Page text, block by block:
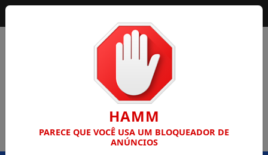
HAMM
PARECE QUE VOCÊ USA UM BLOQUEADOR DE
ANÚNCIOS